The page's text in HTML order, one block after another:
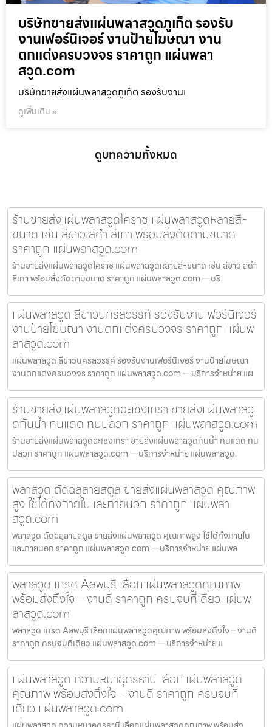
บริษัทขายส่งแผ่นพลาสวูดภูเก็ต รองรับ
งานเฟอร์นิเจอร์ งานป้ายโฆษณา งาน
ตกแต่งครบวงจร ราคาถูก แผ่นพลา
สวูด.com
บริษัทขายส่งแผ่นพลาสวูดภูเก็ต รองรับงานเ
ดูเพิ่มเติม »
ดูบทความทั้งหมด
ร้านขายส่งแผ่นพลาสวูดโคราช แผ่นพลาสวูดหลายสี-
ขนาด เช่น สีขาว สีดำ สีเทา พร้อมสั่งตัดตามขนาด
ราคาถูก แผ่นพลาสวูด.com
ร้านขายส่งแผ่นพลาสวูดโคราช แผ่นพลาสวูดหลายสี-ขนาด เช่น สีขาว สีดำ
สีเทา พร้อมสั่งตัดตามขนาด ราคาถูก แผ่นพลาสวูด.com —บริ
แผ่นพลาสวูด สีขาวนครสวรรค์ รองรับงานเฟอร์นิเจอร์
งานป้ายโฆษณา งานตกแต่งครบวงจร ราคาถูก แผ่นพ
ลาสวูด.com
แผ่นพลาสวูด สีขาวนครสวรรค์ รองรับงานเฟอร์นิเจอร์ งานป้ายโฆษณา
งานตกแต่งครบวงจร ราคาถูก แผ่นพลาสวูด.com —บริการจำหน่าย แผ
ร้านขายส่งแผ่นพลาสวูดฉะเชิงเทรา ขายส่งแผ่นพลาสวู
ดกันน้ำ ทนแดด ทนปลวก ราคาถูก แผ่นพลาสวูด.com
ร้านขายส่งแผ่นพลาสวูดฉะเชิงเทรา ขายส่งแผ่นพลาสวูดกันน้ำ ทนแดด ทน
ปลวก ราคาถูก แผ่นพลาสวูด.com —บริการจำหน่าย แผ่นพลาสวูด,
พลาสวูด ตัดฉลุลายสตูล ขายส่งแผ่นพลาสวูด คุณภาพ
สูง ใช้ได้ทั้งภายในและภายนอก ราคาถูก แผ่นพลา
สวูด.com
พลาสวูด ตัดฉลุลายสตูล ขายส่งแผ่นพลาสวูด คุณภาพสูง ใช้ได้ทั้งภายใน
และภายนอก ราคาถูก แผ่นพลาสวูด.com —บริการจำหน่าย แผ่นพล
พลาสวูด เกรด Aลพบุรี เลือกแผ่นพลาสวูดคุณภาพ
พร้อมส่งถึงใจ – งานดี ราคาถูก ครบจบที่เดียว แผ่นพ
ลาสวูด.com
พลาสวูด เกรด Aลพบุรี เลือกแผ่นพลาสวูดคุณภาพ พร้อมส่งถึงใจ – งานดี
ราคาถูก ครบจบที่เดียว แผ่นพลาสวูด.com —บริการจำหน่าย แ
แผ่นพลาสวูด ความหนาอุดรธานี เลือกแผ่นพลาสวูด
คุณภาพ พร้อมส่งถึงใจ – งานดี ราคาถูก ครบจบที่
เดียว แผ่นพลาสวูด.com